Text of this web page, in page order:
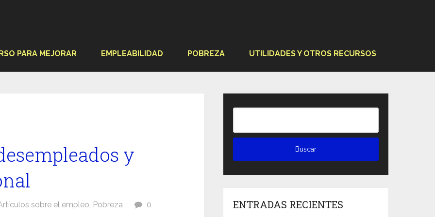
PARA MEJORAR EMPLEABILIDAD POBREZA UTILIDADES Y OTROS RECURSOS
y
sobre el empleo, Pobreza
0
ENTRADAS RECIENTES